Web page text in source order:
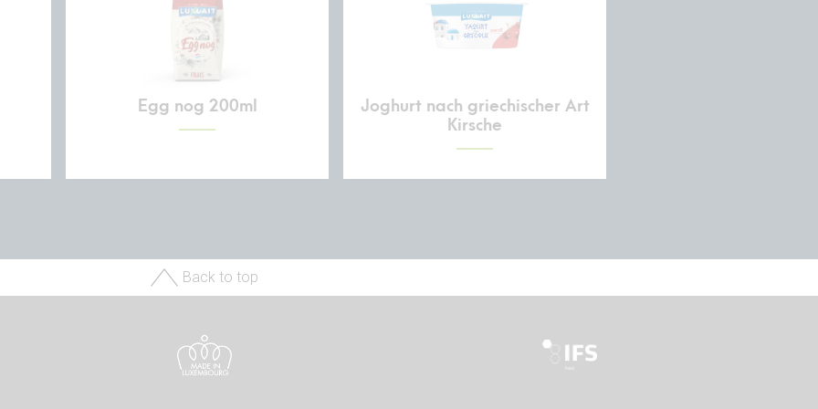
Egg nog 200ml
Joghurt nach griechischer Art
Kirsche
Back to top